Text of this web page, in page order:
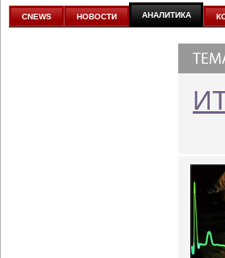
к аналитике
CNEWS НОВОСТИ АНАЛИТИКА